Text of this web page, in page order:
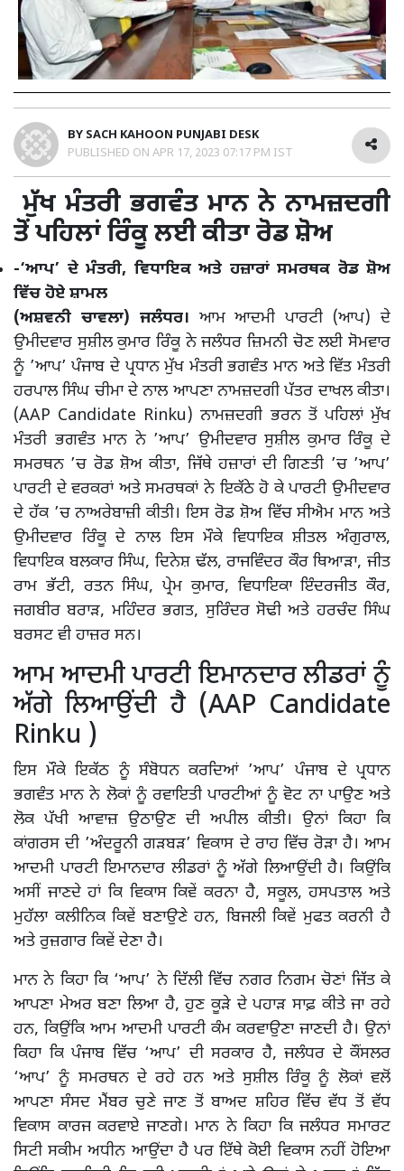
BY SACH KAHOON PUNJABI DESK
PUBLISHED ON APR 17, 2023 07:17 PM IST
ਮੁੱਖ ਮੰਤਰੀ ਭਗਵੰਤ ਮਾਨ ਨੇ ਨਾਮਜ਼ਦਗੀ
ਤੋਂ ਪਹਿਲਾਂ ਰਿੰਕੂ ਲਈ ਕੀਤਾ ਰੋਡ ਸ਼ੋਅ
-‘ਆਪ’ ਦੇ ਮੰਤਰੀ, ਵਿਧਾਇਕ ਅਤੇ ਹਜ਼ਾਰਾਂ ਸਮਰਥਕ ਰੋਡ ਸ਼ੋਅ
ਵਿੱਚ ਹੋਏ ਸ਼ਾਮਲ
(ਅਸ਼ਵਨੀ ਚਾਵਲਾ) ਜਲੰਧਰ। ਆਮ ਆਦਮੀ ਪਾਰਟੀ (ਆਪ) ਦੇ
ਉਮੀਦਵਾਰ ਸੁਸ਼ੀਲ ਕੁਮਾਰ ਰਿੰਕੂ ਨੇ ਜਲੰਧਰ ਜ਼ਿਮਨੀ ਚੋਣ ਲਈ ਸੋਮਵਾਰ
ਨੂੰ ’ਆਪ’ ਪੰਜਾਬ ਦੇ ਪ੍ਰਧਾਨ ਮੁੱਖ ਮੰਤਰੀ ਭਗਵੰਤ ਮਾਨ ਅਤੇ ਵਿੱਤ ਮੰਤਰੀ
ਹਰਪਾਲ ਸਿੰਘ ਚੀਮਾ ਦੇ ਨਾਲ ਆਪਣਾ ਨਾਮਜ਼ਦਗੀ ਪੱਤਰ ਦਾਖਲ ਕੀਤਾ।
(AAP Candidate Rinku) ਨਾਮਜ਼ਦਗੀ ਭਰਨ ਤੋਂ ਪਹਿਲਾਂ ਮੁੱਖ
ਮੰਤਰੀ ਭਗਵੰਤ ਮਾਨ ਨੇ ’ਆਪ’ ਉਮੀਦਵਾਰ ਸੁਸ਼ੀਲ ਕੁਮਾਰ ਰਿੰਕੂ ਦੇ
ਸਮਰਥਨ ’ਚ ਰੋਡ ਸ਼ੋਅ ਕੀਤਾ, ਜਿੱਥੇ ਹਜ਼ਾਰਾਂ ਦੀ ਗਿਣਤੀ ’ਚ ’ਆਪ’
ਪਾਰਟੀ ਦੇ ਵਰਕਰਾਂ ਅਤੇ ਸਮਰਥਕਾਂ ਨੇ ਇਕੱਠੇ ਹੋ ਕੇ ਪਾਰਟੀ ਉਮੀਦਵਾਰ
ਦੇ ਹੱਕ ’ਚ ਨਾਅਰੇਬਾਜ਼ੀ ਕੀਤੀ। ਇਸ ਰੋਡ ਸ਼ੋਅ ਵਿੱਚ ਸੀਐਮ ਮਾਨ ਅਤੇ
ਉਮੀਦਵਾਰ ਰਿੰਕੂ ਦੇ ਨਾਲ ਇਸ ਮੌਕੇ ਵਿਧਾਇਕ ਸ਼ੀਤਲ ਅੰਗੁਰਾਲ,
ਵਿਧਾਇਕ ਬਲਕਾਰ ਸਿੰਘ, ਦਿਨੇਸ਼ ਢੱਲ, ਰਾਜਵਿੰਦਰ ਕੌਰ ਥਿਆੜਾ, ਜੀਤ
ਰਾਮ ਭੱਟੀ, ਰਤਨ ਸਿੰਘ, ਪ੍ਰੇਮ ਕੁਮਾਰ, ਵਿਧਾਇਕਾ ਇੰਦਰਜੀਤ ਕੌਰ,
ਜਗਬੀਰ ਬਰਾੜ, ਮਹਿੰਦਰ ਭਗਤ, ਸੁਰਿੰਦਰ ਸੋਢੀ ਅਤੇ ਹਰਚੰਦ ਸਿੰਘ
ਬਰਸਟ ਵੀ ਹਾਜ਼ਰ ਸਨ।
ਆਮ ਆਦਮੀ ਪਾਰਟੀ ਇਮਾਨਦਾਰ ਲੀਡਰਾਂ ਨੂੰ
ਅੱਗੇ ਲਿਆਉਂਦੀ ਹੈ (AAP Candidate
Rinku )
ਇਸ ਮੌਕੇ ਇਕੱਠ ਨੂੰ ਸੰਬੋਧਨ ਕਰਦਿਆਂ ’ਆਪ’ ਪੰਜਾਬ ਦੇ ਪ੍ਰਧਾਨ
ਭਗਵੰਤ ਮਾਨ ਨੇ ਲੋਕਾਂ ਨੂੰ ਰਵਾਇਤੀ ਪਾਰਟੀਆਂ ਨੂੰ ਵੋਟ ਨਾ ਪਾਉਣ ਅਤੇ
ਲੋਕ ਪੱਖੀ ਆਵਾਜ਼ ਉਠਾਉਣ ਦੀ ਅਪੀਲ ਕੀਤੀ। ਉਨਾਂ ਕਿਹਾ ਕਿ
ਕਾਂਗਰਸ ਦੀ ’ਅੰਦਰੂਨੀ ਗੜਬੜ’ ਵਿਕਾਸ ਦੇ ਰਾਹ ਵਿੱਚ ਰੋੜਾ ਹੈ। ਆਮ
ਆਦਮੀ ਪਾਰਟੀ ਇਮਾਨਦਾਰ ਲੀਡਰਾਂ ਨੂੰ ਅੱਗੇ ਲਿਆਉਂਦੀ ਹੈ। ਕਿਉਂਕਿ
ਅਸੀਂ ਜਾਣਦੇ ਹਾਂ ਕਿ ਵਿਕਾਸ ਕਿਵੇਂ ਕਰਨਾ ਹੈ, ਸਕੂਲ, ਹਸਪਤਾਲ ਅਤੇ
ਮੁਹੱਲਾ ਕਲੀਨਿਕ ਕਿਵੇਂ ਬਣਾਉਣੇ ਹਨ, ਬਿਜਲੀ ਕਿਵੇਂ ਮੁਫਤ ਕਰਨੀ ਹੈ
ਅਤੇ ਰੁਜ਼ਗਾਰ ਕਿਵੇਂ ਦੇਣਾ ਹੈ।
ਮਾਨ ਨੇ ਕਿਹਾ ਕਿ ‘ਆਪ’ ਨੇ ਦਿੱਲੀ ਵਿੱਚ ਨਗਰ ਨਿਗਮ ਚੋਣਾਂ ਜਿੱਤ ਕੇ
ਆਪਣਾ ਮੇਅਰ ਬਣਾ ਲਿਆ ਹੈ, ਹੁਣ ਕੂੜੇ ਦੇ ਪਹਾੜ ਸਾਫ਼ ਕੀਤੇ ਜਾ ਰਹੇ
ਹਨ, ਕਿਉਂਕਿ ਆਮ ਆਦਮੀ ਪਾਰਟੀ ਕੰਮ ਕਰਵਾਉਣਾ ਜਾਣਦੀ ਹੈ। ਉਨਾਂ
ਕਿਹਾ ਕਿ ਪੰਜਾਬ ਵਿੱਚ ‘ਆਪ’ ਦੀ ਸਰਕਾਰ ਹੈ, ਜਲੰਧਰ ਦੇ ਕੌਂਸਲਰ
‘ਆਪ’ ਨੂੰ ਸਮਰਥਨ ਦੇ ਰਹੇ ਹਨ ਅਤੇ ਸੁਸ਼ੀਲ ਰਿੰਕੂ ਨੂੰ ਲੋਕਾਂ ਵਲੋਂ
ਆਪਣਾ ਸੰਸਦ ਮੈਂਬਰ ਚੁਣੇ ਜਾਣ ਤੋਂ ਬਾਅਦ ਸ਼ਹਿਰ ਵਿੱਚ ਵੱਧ ਤੋਂ ਵੱਧ
ਵਿਕਾਸ ਕਾਰਜ ਕਰਵਾਏ ਜਾਣਗੇ। ਮਾਨ ਨੇ ਕਿਹਾ ਕਿ ਜਲੰਧਰ ਸਮਾਰਟ
ਸਿਟੀ ਸਕੀਮ ਅਧੀਨ ਆਉਂਦਾ ਹੈ ਪਰ ਇੱਥੇ ਕੋਈ ਵਿਕਾਸ ਨਹੀਂ ਹੋਇਆ